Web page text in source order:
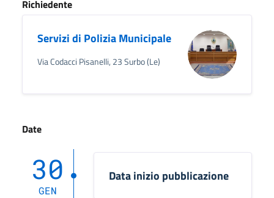
Richiedente
Servizi di Polizia Municipale
Via Codacci Pisanelli, 23 Surbo (Le)
Date
30
GEN
Data inizio pubblicazione